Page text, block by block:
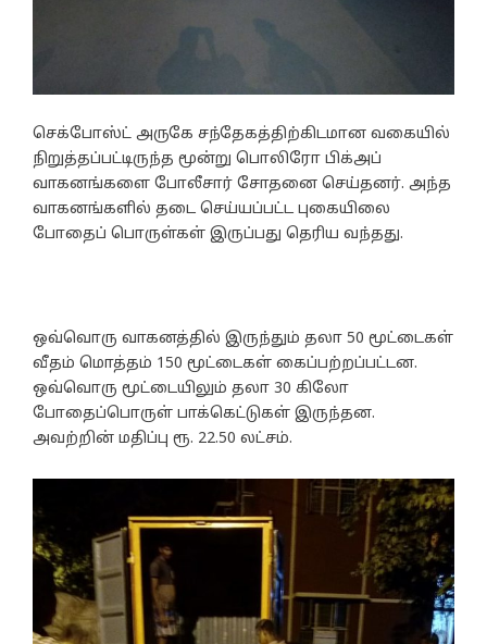
செக்போஸ்ட் அருகே சந்தேகத்திற்கிடமான வகையில்
நிறுத்தப்பட்டிருந்த மூன்று பொலிரோ பிக்அப்
வாகனங்களை போலீசார் சோதனை செய்தனர். அந்த
வாகனங்களில் தடை செய்யப்பட்ட புகையிலை
போதைப் பொருள்கள் இருப்பது தெரிய வந்தது.
ஒவ்வொரு வாகனத்தில் இருந்தும் தலா 50 மூட்டைகள்
வீதம் மொத்தம் 150 மூட்டைகள் கைப்பற்றப்பட்டன.
ஒவ்வொரு மூட்டையிலும் தலா 30 கிலோ
போதைப்பொருள் பாக்கெட்டுகள் இருந்தன.
அவற்றின் மதிப்பு ரூ. 22.50 லட்சம்.